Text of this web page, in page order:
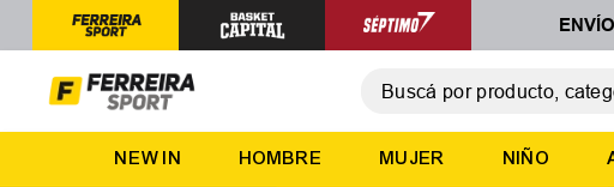
NEW IN HOMBRE MUJER NIÑO
TÉRMINOS